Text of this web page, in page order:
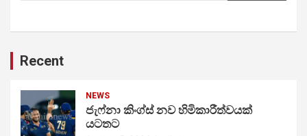
Recent
NEWS
ජැෆ්නා කිංග්ස් නව හිමිකාරීත්වයක්
යටතට